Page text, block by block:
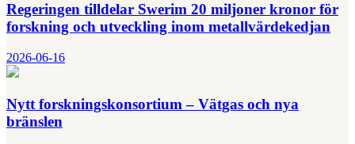
Regeringen tilldelar Swerim 20 miljoner kronor för
forskning och utveckling inom metallvärdekedjan
2026-06-16
Nytt forskningskonsortium – Vätgas och nya
bränslen